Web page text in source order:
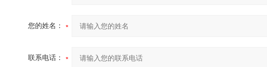
您的姓名：
联系电话：